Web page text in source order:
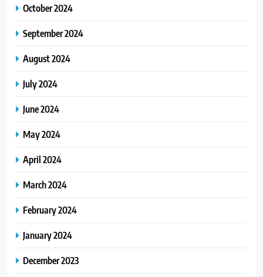
October 2024
September 2024
August 2024
July 2024
June 2024
May 2024
April 2024
March 2024
February 2024
January 2024
December 2023